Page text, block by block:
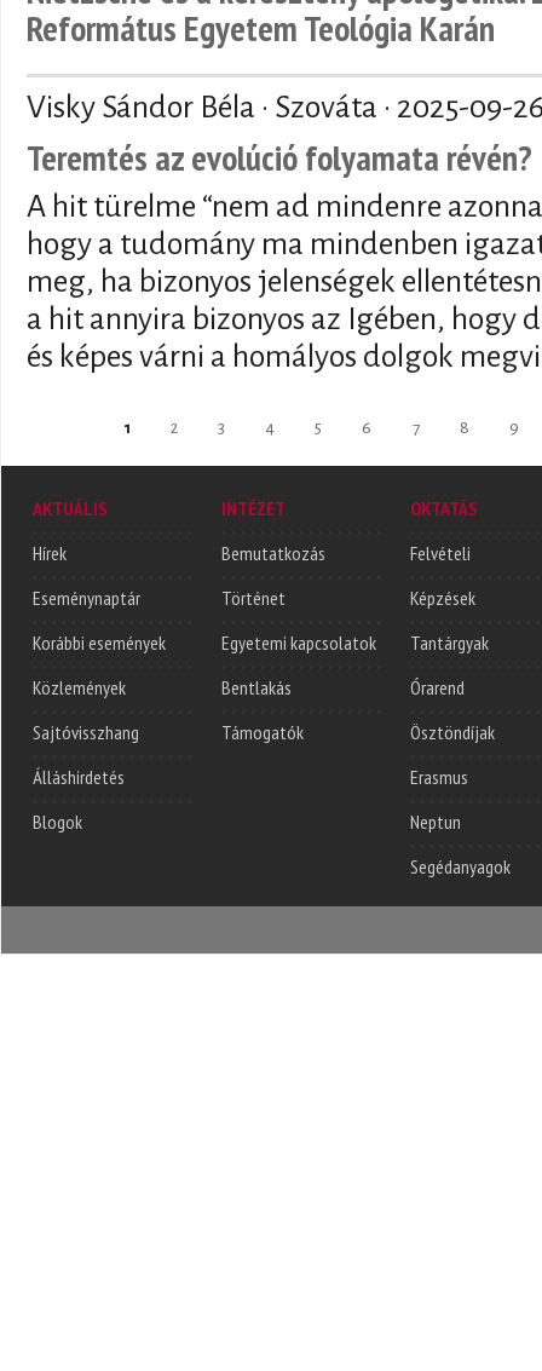
Református Egyetem Teológia Karán
Visky Sándor Béla · Szováta · 2025-09-
Teremtés az evolúció folyamata révén?
A hit türelme “nem ad mindenre
hogy a tudomány ma mindenben
meg, ha bizonyos jelenségek
a hit annyira bizonyos az Igében, hogy
és képes várni a homályos dolgok
1 2 3 4 5 6 7 8 9
AKTUÁLIS
Hírek
Eseménynaptár
Korábbi események
Közlemények
Sajtóvisszhang
Álláshirdetés
Blogok
INTÉZET
Bemutatkozás
Történet
Egyetemi kapcsolatok
Bentlakás
Támogatók
OKTATÁS
Felvételi
Képzések
Tantárgyak
Órarend
Ösztöndíjak
Erasmus
Neptun
Segédanyagok